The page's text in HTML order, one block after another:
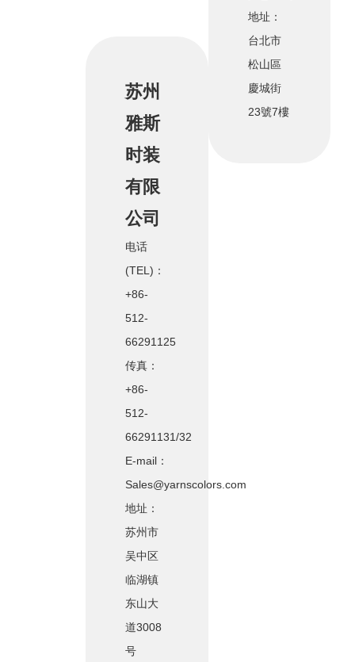
地址：
台北市
松山區
慶城街
23號7樓
苏州
雅斯
时装
有限
公司
电话
(TEL)：
+86-
512-
66291125
传真：
+86-
512-
66291131/32
E-mail：
Sales@yarnscolors.com
地址：
苏州市
吴中区
临湖镇
东山大
道3008
号